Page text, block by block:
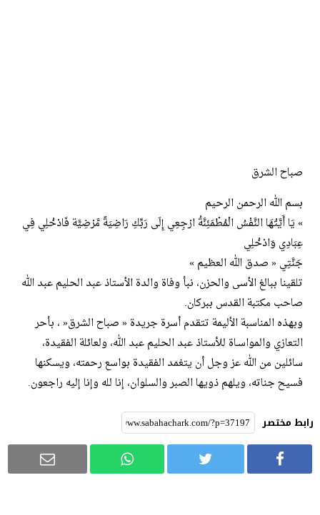
صباح الشرق
بسم الله الرحمن الرحيم
» يَا أَيَّتُهَا النَّفْسُ الْمُطْمَئِنَّةُ ارْجِعِي إِلَى رَبِّكِ رَاضِيَةً مَّرْضِيَّة فَادْخُلِي فِي
عِبَادِي وَادْخُلِي
جَنَّتِي « صدق الله العظيم »
تلقينا ببالغ الأسى والحزن، نبأ وفاة والدة الأستاذ عبد الحليم عبد الله
صاحب مكتبة القدس ببركان.
وبهذه المناسبة الأليمة تتقدم أسرة جريدة « صباح الشرق« ، بأحر
التعازي والمواسـاة للأستاذ عبد الحليم عبد الله، ولعائلة الفقيدة،
سائلين من الله عز وجل أن يتغمد الفقيدة بواسع رحمته، ويسكنها
فسيح جناته، ويلهم ذويها الصبر والسلوان، إنا لله وإنا إليه راجعون.
رابط مختصر